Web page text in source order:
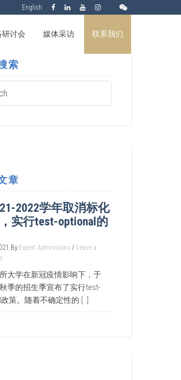
English
研讨会 媒体采访 联系我们
索
章
2022学年取消标化
实行test-optional的
By Expert Admissions
Leave a
大学在新冠疫情影响下，于
季的招生季宣布了实行test-
政策。随着不确定性的 […]